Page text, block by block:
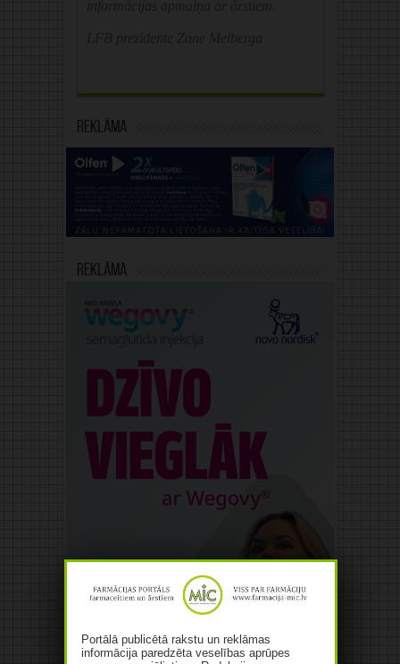
Reklāma
Reklāma
Portālā publicētā rakstu un reklāmas
informācija paredzēta veselības aprūpes